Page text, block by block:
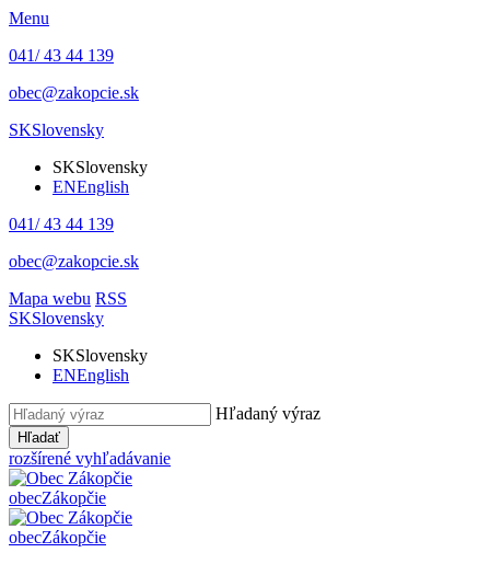
Menu
041/ 43 44 139
obec@zakopcie.sk
SKSlovensky
SKSlovensky
ENEnglish
041/ 43 44 139
obec@zakopcie.sk
Mapa webu RSS
SKSlovensky
SKSlovensky
ENEnglish
Hľadaný výraz
Hľadať
rozšírené vyhľadávanie
obecZákopčie
obecZákopčie